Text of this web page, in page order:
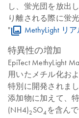
し、蛍光団を放出
り離される際に蛍
"
MethyLight リ
特異性の増加
EpiTect MethyLight
用いたメチル化お
特別に開発されま
添加物に加えて、
(NH4)2 SO4 を含ん